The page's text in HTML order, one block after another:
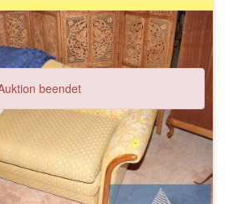
beendet